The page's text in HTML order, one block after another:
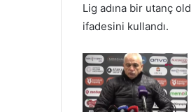
Lig adına bir utanç
ifadesini kullandı.